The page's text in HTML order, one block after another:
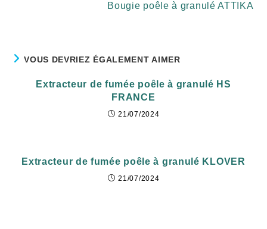
Bougie poêle à granulé ATTIKA
VOUS DEVRIEZ ÉGALEMENT AIMER
Extracteur de fumée poêle à granulé HS
FRANCE
21/07/2024
Extracteur de fumée poêle à granulé KLOVER
21/07/2024